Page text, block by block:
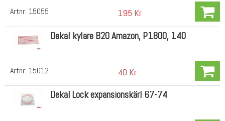
Artnr: 15055 195 Kr
Artnr: 15012
Dekal kylare B20 Amazon, P1800, 140
40 Kr
Dekal Lock expansionskärl 67-74